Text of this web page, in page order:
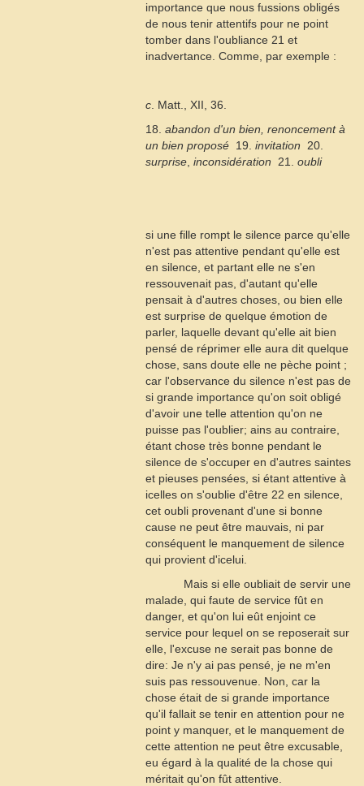
importance que nous fussions obligés
de nous tenir attentifs pour ne point
tomber dans l'oubliance 21 et
inadvertance. Comme, par exemple :
c . Matt., XII, 36.
18. abandon d'un bien, renoncement à
un bien proposé  19. invitation  20.
surprise inconsidération  21. oubli
si une fille rompt le silence parce qu'elle
n'est pas attentive pendant qu'elle est
en silence, et partant elle ne s'en
ressouvenait pas, d'autant qu'elle
pensait à d'autres choses, ou bien elle
est surprise de quelque émotion de
parler, laquelle devant qu'elle ait bien
pensé de réprimer elle aura dit quelque
chose, sans doute elle ne pèche point ;
car l'observance du silence n'est pas de
si grande importance qu'on soit obligé
d'avoir une telle attention qu'on ne
puisse pas l'oublier; ains au contraire,
étant chose très bonne pendant le
silence de s'occuper en d'autres saintes
et pieuses pensées, si étant attentive à
icelles on s'oublie d'être 22 en silence,
cet oubli provenant d'une si bonne
cause ne peut être mauvais, ni par
conséquent le manquement de silence
qui provient d'icelui.
Mais si elle oubliait de servir une
malade, qui faute de service fût en
danger, et qu'on lui eût enjoint ce
service pour lequel on se reposerait sur
elle, l'excuse ne serait pas bonne de
dire: Je n'y ai pas pensé, je ne m'en
suis pas ressouvenue. Non, car la
chose était de si grande importance
qu'il fallait se tenir en attention pour ne
point y manquer, et le manquement de
cette attention ne peut être excusable,
eu égard à la qualité de la chose qui
méritait qu'on fût attentive.